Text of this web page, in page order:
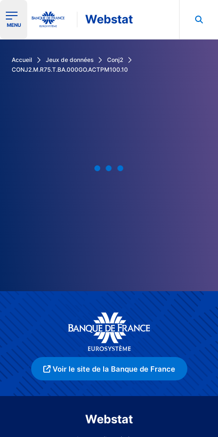
Ouvrir le menu de navigation
MENU Webstat
Accueil Jeux de données
Conj2
CONJ2.M.R75.T.BA.000GO.ACTPM100.10
Voir le site de la Banque de France
Webstat